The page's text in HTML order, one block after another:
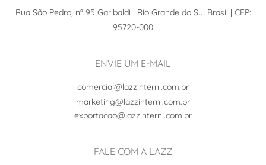
Rua São Pedro, nº 95 Garibaldi | Rio Grande do Sul Brasil | CEP:
95720-000
ENVIE UM E-MAIL
comercial@lazzinterni.com.br
marketing@lazzinterni.com.br
exportacao@lazzinterni.com.br
FALE COM A LAZZ